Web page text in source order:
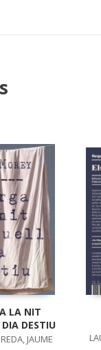
LA NIT
DESTIU
JAUME